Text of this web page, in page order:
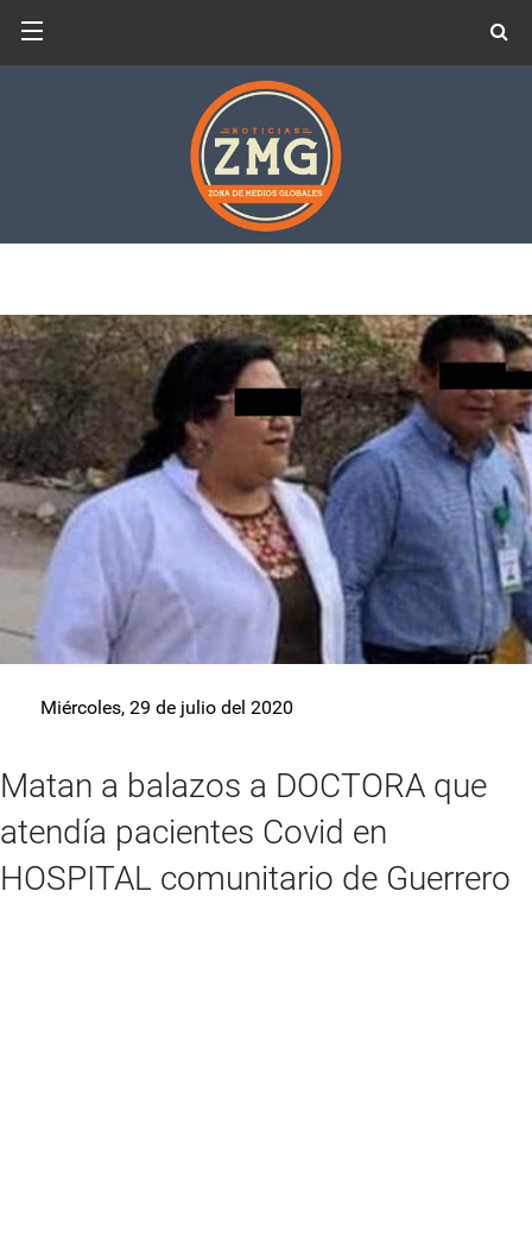
Miércoles, 29 de julio del 2020
Matan a balazos a DOCTORA que
atendía pacientes Covid en
HOSPITAL comunitario de Guerrero